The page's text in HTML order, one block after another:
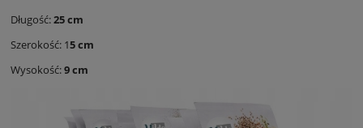
Długość:25 cm
Szerokość: 15 cm
Wysokość:9 cm